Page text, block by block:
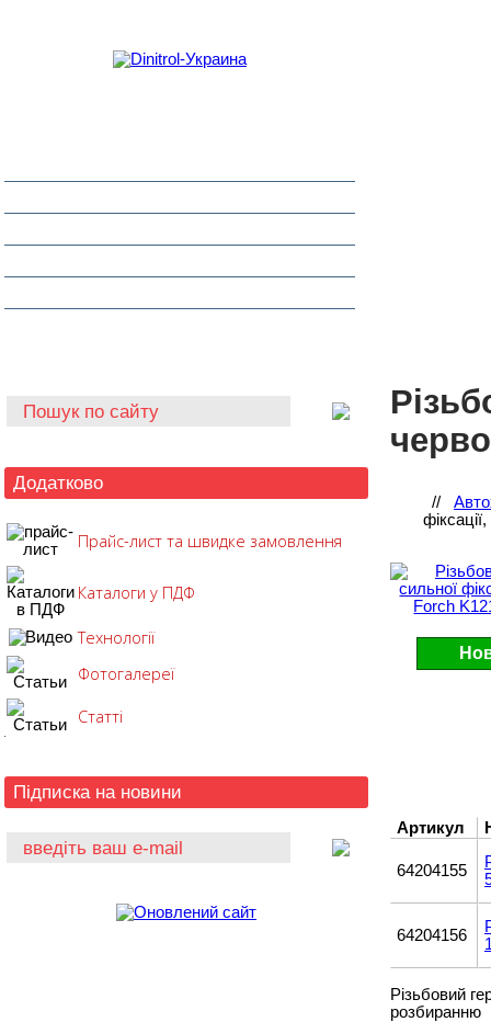
Додатково
Прайс-лист та швидке замовлення
Каталоги у ПДФ
Технології
Фотогалереї
Статті
Підписка на новини
//
Артикул
64204155
64204156
Різьбовий
розбиранню